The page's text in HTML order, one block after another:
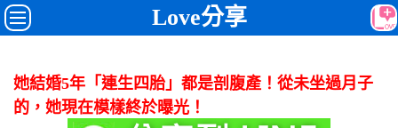
Love分享
她結婚5年「連生四胎」都是剖腹產！從未坐過月子
的，她現在模樣終於曝光！